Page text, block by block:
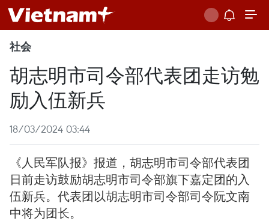
社会
胡志明市司令部代表团走访勉
励入伍新兵
18/03/2024 03:44
《人民军队报》报道，胡志明市司令部代表团
日前走访鼓励胡志明市司令部旗下嘉定团的入
伍新兵。代表团以胡志明市司令部司令阮文南
中将为团长。